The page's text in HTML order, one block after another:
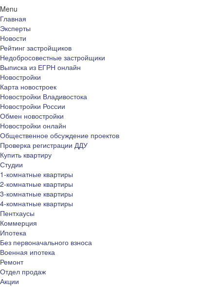
Menu
Главная
Эксперты
Новости
Рейтинг застройщиков
Недобросовестные застройщики
Выписка из ЕГРН онлайн
Новостройки
Карта новостроек
Новостройки Владивостока
Новостройки России
Обмен новостройки
Новостройки онлайн
Общественное обсуждение проектов
Проверка регистрации ДДУ
Купить квартиру
Студии
1-комнатные квартиры
2-комнатные квартиры
3-комнатные квартиры
4-комнатные квартиры
Пентхаусы
Коммерция
Ипотека
Без первоначального взноса
Военная ипотека
Ремонт
Отдел продаж
Акции